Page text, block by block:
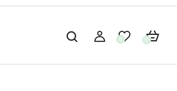
0 0